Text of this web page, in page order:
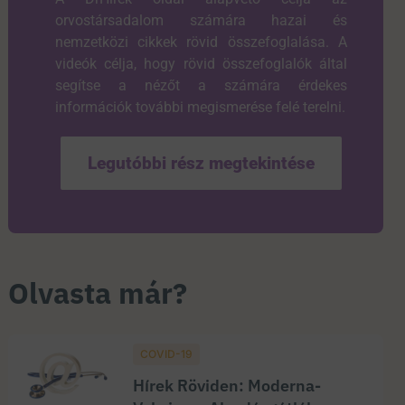
orvostársadalom számára hazai és
nemzetközi cikkek rövid összefoglalása. A
videók célja, hogy rövid összefoglalók által
segítse a nézőt a számára érdekes
információk további megismerése felé terelni.
Legutóbbi rész megtekintése
Olvasta már?
COVID-19
Hírek Röviden: Moderna-